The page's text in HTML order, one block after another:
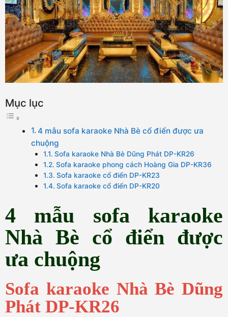
Mục lục
4 mẫu sofa karaoke Nhà Bè cổ điển được ưa
chuộng
Sofa karaoke Nhà Bè Dũng Phát DP-KR26
Sofa karaoke phong cách Hoàng Gia DP-KR36
Sofa karaoke cổ điển DP-KR23
Sofa karaoke cổ điển DP-KR20
4 mẫu sofa karaoke
Nhà Bè cổ điển được
ưa chuộng
Sofa karaoke Nhà Bè Dũng
Phát DP-KR26